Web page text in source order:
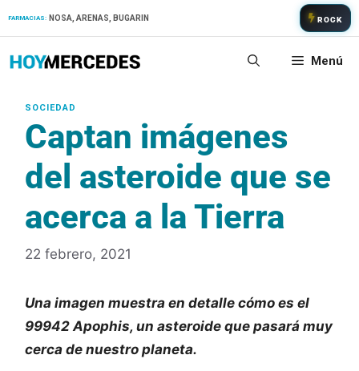
FARMACIAS: NOSA, ARENAS, BUGARIN ROCK
Menú
Captan imágenes
del asteroide que se
acerca a la Tierra
22 febrero, 2021
Una imagen muestra en detalle cómo es el
99942 Apophis, un asteroide que pasará muy
cerca de nuestro planeta.